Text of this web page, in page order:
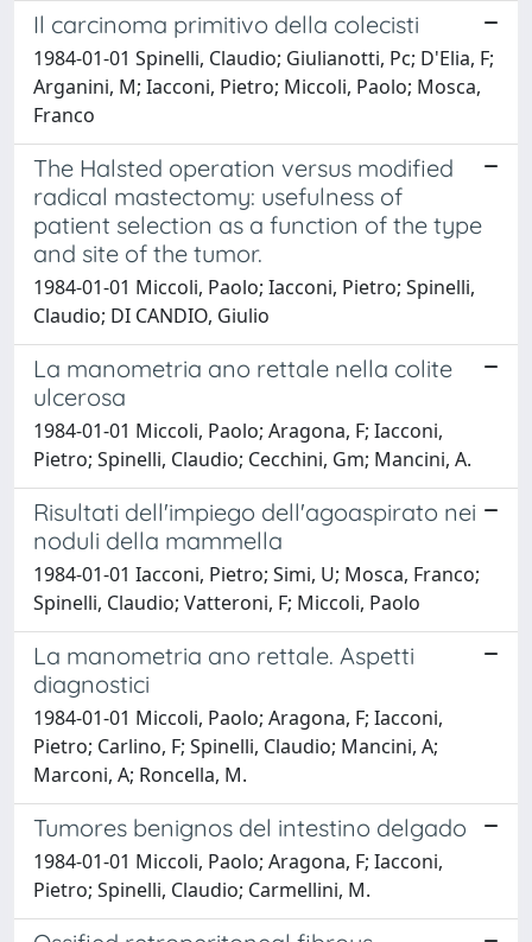
Il carcinoma primitivo della colecisti
1984-01-01 Spinelli, Claudio; Giulianotti, Pc; D'Elia, F;
Arganini, M; Iacconi, Pietro; Miccoli, Paolo; Mosca,
Franco
The Halsted operation versus modified
radical mastectomy: usefulness of
patient selection as a function of the type
and site of the tumor.
1984-01-01 Miccoli, Paolo; Iacconi, Pietro; Spinelli,
Claudio; DI CANDIO, Giulio
La manometria ano rettale nella colite
ulcerosa
1984-01-01 Miccoli, Paolo; Aragona, F; Iacconi,
Pietro; Spinelli, Claudio; Cecchini, Gm; Mancini, A.
Risultati dell'impiego dell'agoaspirato nei
noduli della mammella
1984-01-01 Iacconi, Pietro; Simi, U; Mosca, Franco;
Spinelli, Claudio; Vatteroni, F; Miccoli, Paolo
La manometria ano rettale. Aspetti
diagnostici
1984-01-01 Miccoli, Paolo; Aragona, F; Iacconi,
Pietro; Carlino, F; Spinelli, Claudio; Mancini, A;
Marconi, A; Roncella, M.
Tumores benignos del intestino delgado
1984-01-01 Miccoli, Paolo; Aragona, F; Iacconi,
Pietro; Spinelli, Claudio; Carmellini, M.